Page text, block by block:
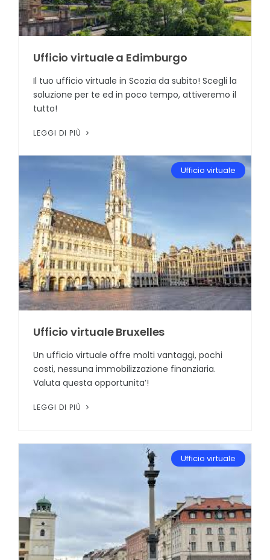
Ufficio virtuale a Edimburgo
Il tuo ufficio virtuale in Scozia da subito! Scegli la
soluzione per te ed in poco tempo, attiveremo il
tutto!
LEGGI DI PIÙ
Ufficio virtuale
Ufficio virtuale Bruxelles
Un ufficio virtuale offre molti vantaggi, pochi
costi, nessuna immobilizzazione finanziaria.
Valuta questa opportunita’!
LEGGI DI PIÙ
Ufficio virtuale